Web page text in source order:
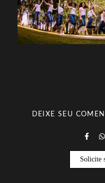
DEIXE SEU
Solicite